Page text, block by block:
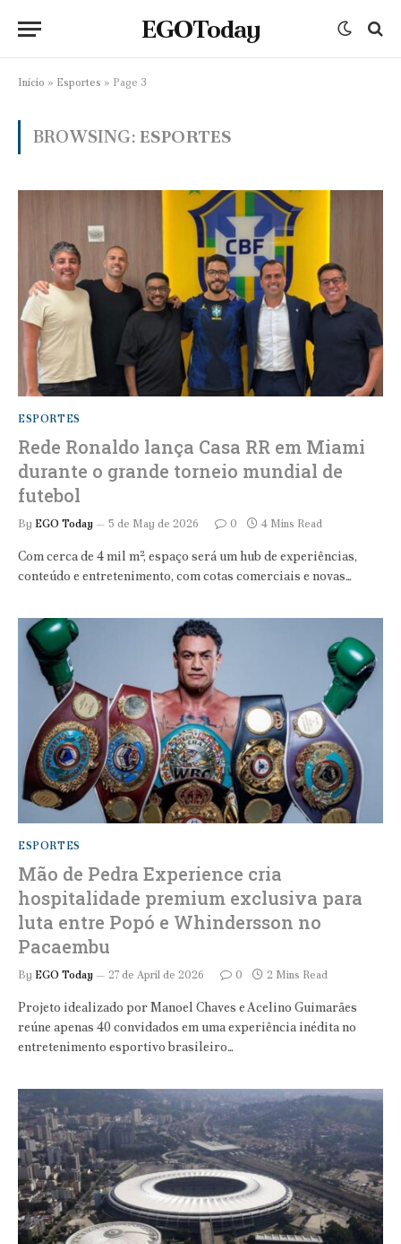
EGOToday
Início » Esportes » Page 3
BROWSING: ESPORTES
ESPORTES
Rede Ronaldo lança Casa RR em Miami
durante o grande torneio mundial de
futebol
By EGO Today 5 de May de 2026 0 4 Mins Read
Com cerca de 4 mil m², espaço será um hub de experiências,
conteúdo e entretenimento, com cotas comerciais e novas…
ESPORTES
Mão de Pedra Experience cria
hospitalidade premium exclusiva para
luta entre Popó e Whindersson no
Pacaembu
By EGO Today 27 de April de 2026 0 2 Mins Read
Projeto idealizado por Manoel Chaves e Acelino Guimarães
reúne apenas 40 convidados em uma experiência inédita no
entretenimento esportivo brasileiro…